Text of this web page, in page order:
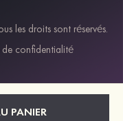
PANIER
essentiels
les droits sont réservés.
de confidentialité